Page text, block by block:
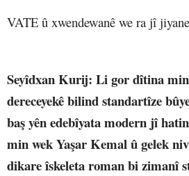
VATE û xwendewanê we ra jî
Seyîdxan Kurij: Li gor dîtina
dereceyekê bilind standartîze
baş yên edebîyata modern jî
min wek Yaşar Kemal û gelek
dikare îskeleta roman bi zimanî